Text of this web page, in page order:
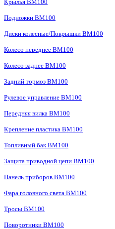
Крылья BM100
Подножки BM100
Диски колесные/Покрышки BM100
Колесо переднее BM100
Колесо заднее BM100
Задний тормоз BM100
Рулевое управление BM100
Передняя вилка BM100
Крепление пластика BM100
Топливный бак BM100
Защита приводной цепи BM100
Панель приборов BM100
Фара головного света BM100
Тросы BM100
Поворотники BM100